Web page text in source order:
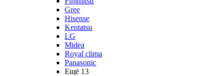
Gree
Hisense
Kentatsu
LG
Midea
Royal clima
Panasonic
Ещё 13